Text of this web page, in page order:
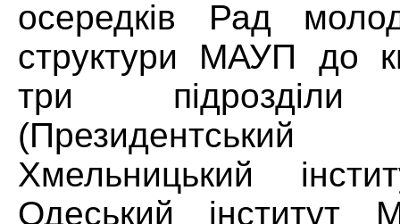
осередків Рад
структури МАУП до
три
(Президентський
Хмельницький
Одеський